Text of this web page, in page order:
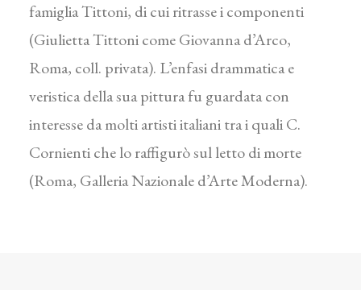
famiglia Tittoni, di cui ritrasse i componenti
(Giulietta Tittoni come Giovanna d’Arco,
Roma, coll. privata). L’enfasi drammatica e
veristica della sua pittura fu guardata con
interesse da molti artisti italiani tra i quali C.
Cornienti che lo raffigurò sul letto di morte
(Roma, Galleria Nazionale d’Arte Moderna).